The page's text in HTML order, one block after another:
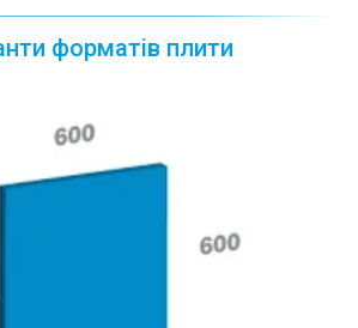
форматів плити